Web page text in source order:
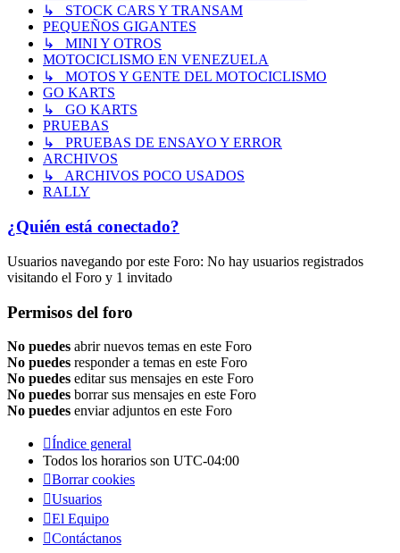
↳ STOCK CARS Y TRANSAM
PEQUEÑOS GIGANTES
↳ MINI Y OTROS
MOTOCICLISMO EN VENEZUELA
↳ MOTOS Y GENTE DEL MOTOCICLISMO
GO KARTS
↳ GO KARTS
PRUEBAS
↳ PRUEBAS DE ENSAYO Y ERROR
ARCHIVOS
↳ ARCHIVOS POCO USADOS
RALLY
¿Quién está conectado?
Usuarios navegando por este Foro: No hay usuarios registrados
visitando el Foro y 1 invitado
Permisos del foro
No puedes abrir nuevos temas en este Foro
No puedes responder a temas en este Foro
No puedes editar sus mensajes en este Foro
No puedes borrar sus mensajes en este Foro
No puedes enviar adjuntos en este Foro
Índice general
Todos los horarios son UTC-04:00
Borrar cookies
Usuarios
El Equipo
Contáctanos